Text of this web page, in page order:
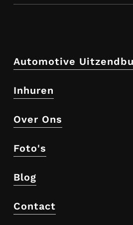
Automotive
Inhuren
Over Ons
Foto's
Blog
Contact